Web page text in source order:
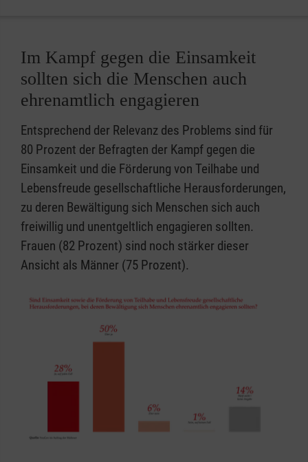
Im Kampf gegen die Einsamkeit
sollten sich die Menschen auch
ehrenamtlich engagieren
Entsprechend der Relevanz des Problems sind für
80 Prozent der Befragten der Kampf gegen die
Einsamkeit und die Förderung von Teilhabe und
Lebensfreude gesellschaftliche Herausforderungen,
zu deren Bewältigung sich Menschen sich auch
freiwillig und unentgeltlich engagieren sollten.
Frauen (82 Prozent) sind noch stärker dieser
Ansicht als Männer (75 Prozent).